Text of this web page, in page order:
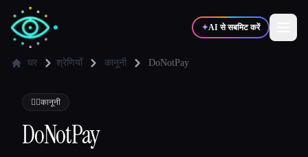
✦AI से सबमिट करें
✍️लेखक
💻
घर श्रेणियाँ कानूनी DoNotPay
👩‍⚖️कानूनी
DoNotPay